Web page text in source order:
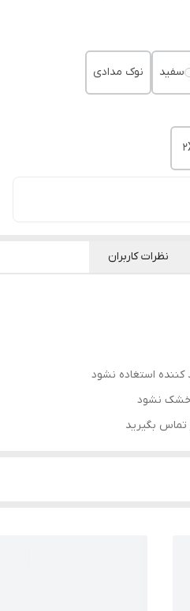
سفید نوک مدادی
نظرات کاربران
استغاده نشود
خشک نشود
تماس بگیرید